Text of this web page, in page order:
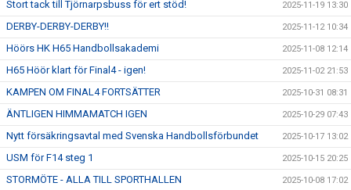
Stort tack till Tjörnarpsbuss för ert stöd! 2025-11-19 13:30
DERBY-DERBY-DERBY!! 2025-11-12 10:34
Höörs HK H65 Handbollsakademi 2025-11-08 12:14
H65 Höör klart för Final4 - igen! 2025-11-02 21:53
KAMPEN OM FINAL4 FORTSÄTTER 2025-10-31 08:31
ÄNTLIGEN HIMMAMATCH IGEN 2025-10-29 07:43
Nytt försäkringsavtal med Svenska Handbollsförbundet 2025-10-17 13:02
USM för F14 steg 1 2025-10-15 20:25
STORMÖTE - ALLA TILL SPORTHALLEN 2025-10-08 17:02